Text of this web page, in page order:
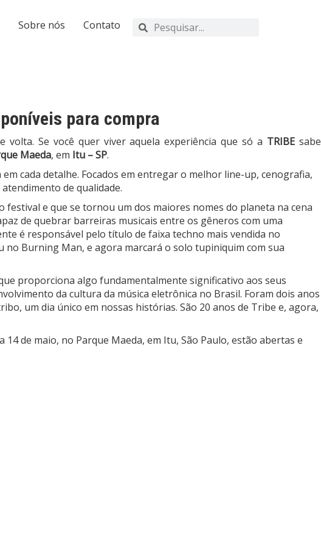
Sobre nós Contato
para compra
Se você quer viver aquela experiência que só a TRIBEsabe
Maeda, em Itu – SP.
cada detalhe. Focados em entregar o melhor line-up, cenografia,
de qualidade.
festival e que se tornou um dos maiores nomes do planeta na cena
de quebrar barreiras musicais entre os gêneros com uma
é responsável pelo título de faixa techno mais vendida no
no Burning Man, e agora marcará o solo tupiniquim com sua
proporciona algo fundamentalmente significativo aos seus
da cultura da música eletrônica no Brasil. Foram dois anos
um dia único em nossas histórias. São 20 anos de Tribe e, agora,
de maio, no Parque Maeda, em Itu, São Paulo, estão abertas e